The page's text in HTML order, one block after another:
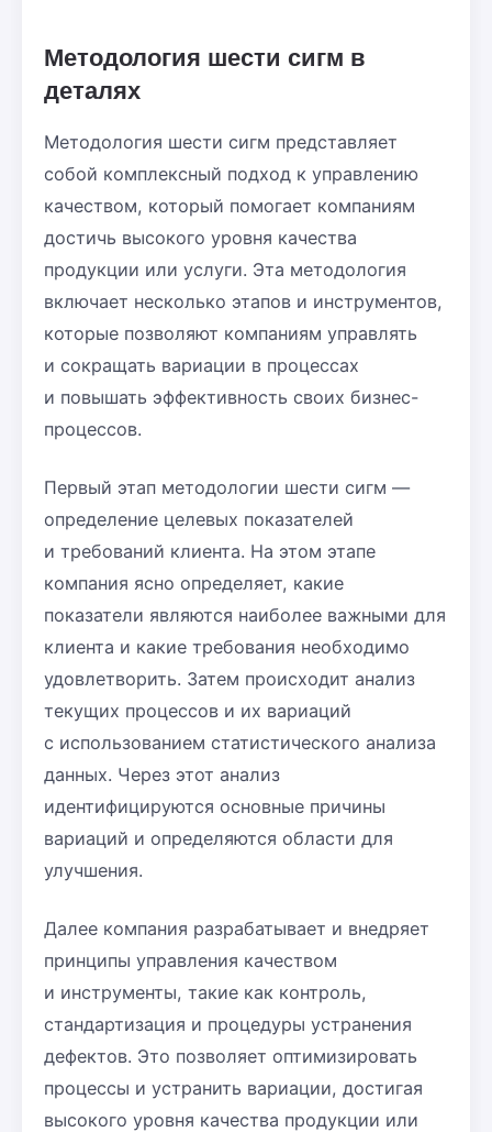
Методология шести сигм в
деталях
Методология шести сигм представляет
собой комплексный подход к управлению
качеством, который помогает компаниям
достичь высокого уровня качества
продукции или услуги. Эта методология
включает несколько этапов и инструментов,
которые позволяют компаниям управлять
и сокращать вариации в процессах
и повышать эффективность своих бизнес-
процессов.
Первый этап методологии шести сигм —
определение целевых показателей
и требований клиента. На этом этапе
компания ясно определяет, какие
показатели являются наиболее важными для
клиента и какие требования необходимо
удовлетворить. Затем происходит анализ
текущих процессов и их вариаций
с использованием статистического анализа
данных. Через этот анализ
идентифицируются основные причины
вариаций и определяются области для
улучшения.
Далее компания разрабатывает и внедряет
принципы управления качеством
и инструменты, такие как контроль,
стандартизация и процедуры устранения
дефектов. Это позволяет оптимизировать
процессы и устранить вариации, достигая
высокого уровня качества продукции или